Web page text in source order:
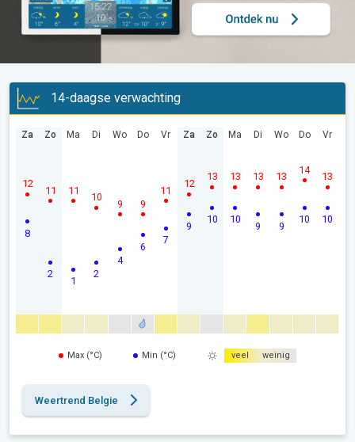
14-daagse verwachting
Za
8
12
Zo
2
11
Ma
1
11
Di
2
10
Wo
4
9
Do
6
9
Vr
7
11
Za
9
12
Zo
10
13
Ma
10
13
Di
9
13
Wo
9
13
Do
10
14
Vr
10
13
Max (°C) Min (°C) veel weinig
Weertrend Belgie